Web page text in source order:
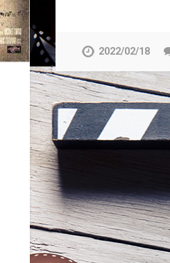
2022/02/18